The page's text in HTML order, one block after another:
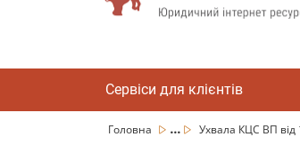
Сервіси для клієнтів
Головна ... Ухвала КЦС ВП від